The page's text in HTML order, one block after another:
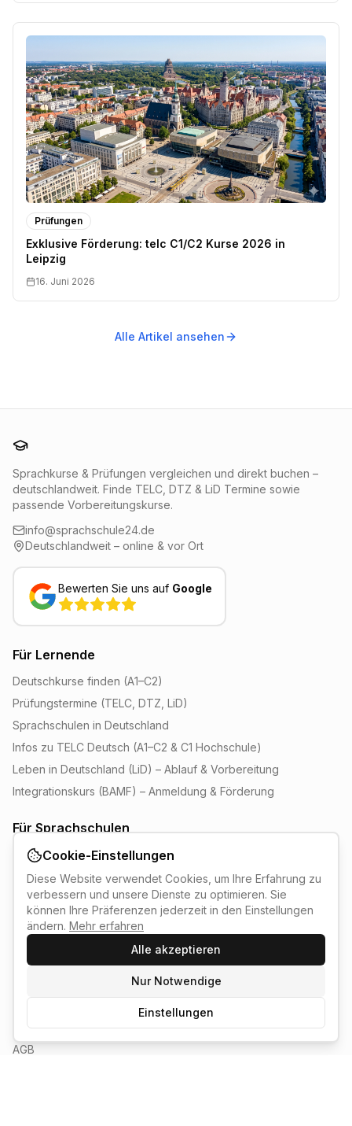
Prüfungen
Exklusive Förderung: telc C1/C2 Kurse 2026 in
Leipzig
16. Juni 2026
Alle Artikel ansehen
Sprachkurse & Prüfungen vergleichen und direkt buchen –
deutschlandweit. Finde TELC, DTZ & LiD Termine sowie
passende Vorbereitungskurse.
info@sprachschule24.de
Deutschlandweit – online & vor Ort
Bewerten Sie uns auf Google
Für Lernende
Deutschkurse finden (A1–C2)
Prüfungstermine (TELC, DTZ, LiD)
Sprachschulen in Deutschland
Infos zu TELC Deutsch (A1–C2 & C1 Hochschule)
Leben in Deutschland (LiD) – Ablauf & Vorbereitung
Integrationskurs (BAMF) – Anmeldung & Förderung
Für Sprachschulen
Login für Sprachschulen
Als Sprachschule registrieren
Dashboard & Kursverwaltung
Partner werden
Rechtliches & Infos
Datenschutz
AGB
Cookie-Einstellungen
Diese Website verwendet Cookies, um Ihre Erfahrung zu
verbessern und unsere Dienste zu optimieren. Sie
können Ihre Präferenzen jederzeit in den Einstellungen
ändern. Mehr erfahren
Einstellungen
Nur Notwendige
Alle akzeptieren